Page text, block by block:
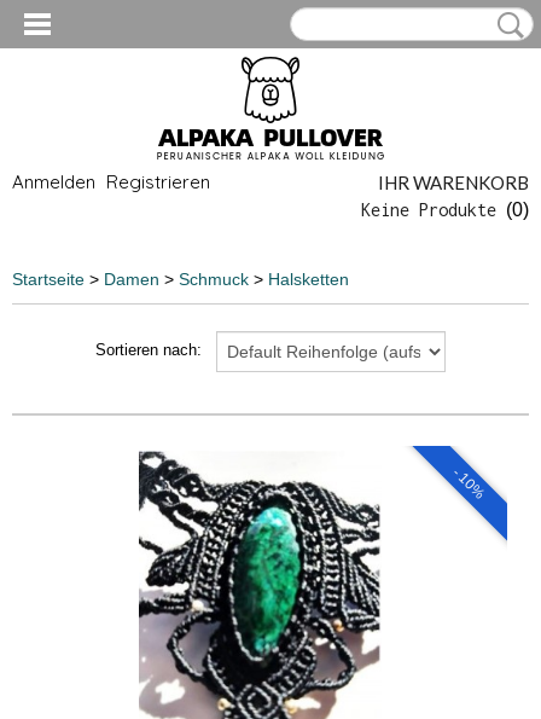
Anmelden Registrieren IHR WARENKORB
Keine Produkte (0)
Startseite > Damen > Schmuck > Halsketten
Sortieren nach:
- 10%